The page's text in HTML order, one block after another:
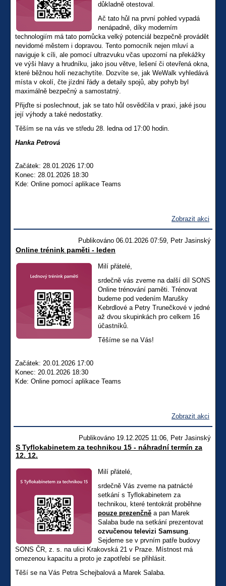
důkladně otestoval.
Ač tato hůl na první pohled vypadá
nenápadně, díky moderním
technologiím má tato pomůcka velký potenciál bezpečně provádět
nevidomé městem i dopravou. Tento pomocník nejen mluví a
naviguje k cíli, ale pomocí ultrazvuku včas upozorní na překážky
ve výši hlavy a hrudníku, jako jsou větve, lešení či otevřená okna,
které běžnou holí nezachytíte. Dozvíte se, jak WeWalk vyhledává
místa v okolí, čte jízdní řády a detaily spojů, aby pohyb byl
maximálně bezpečný a samostatný.
Přijďte si poslechnout, jak se tato hůl osvědčila v praxi, jaké jsou
její výhody a také nedostatky.
Těším se na vás ve středu 28. ledna od 17:00 hodin.
Hanka Petrová
Začátek: 28.01.2026 17:00
Konec: 28.01.2026 18:30
Kde: Online pomocí aplikace Teams
Zobrazit akci
Publikováno 06.01.2026 07:59, Petr Jasinský
Online trénink paměti - leden
Milí přátelé,
srdečně vás zveme na další díl SONS
Online trénování paměti. Trénovat
budeme pod vedením Marušky
Kebrdlové a Petry Trunečkové v jedné
až dvou skupinkách pro celkem 16
účastníků.
Těšíme se na Vás!
Začátek: 20.01.2026 17:00
Konec: 20.01.2026 18:30
Kde: Online pomocí aplikace Teams
Zobrazit akci
Publikováno 19.12.2025 11:06, Petr Jasinský
S Tyflokabinetem za technikou 15 - náhradní termín za
12. 12.
Milí přátelé,
srdečně Vás zveme na patnácté
setkání s Tyflokabinetem za
technikou, které tentokrát proběhne
pouze prezenčně a pan Marek
Salaba bude na setkání prezentovat
ozvučenou televizi Samsung.
Sejdeme se v prvním patře budovy
SONS ČR, z. s. na ulici Krakovská 21 v Praze. Místnost má
omezenou kapacitu a proto je zapotřebí se přihlásit.
Těší se na Vás Petra Schejbalová a Marek Salaba.